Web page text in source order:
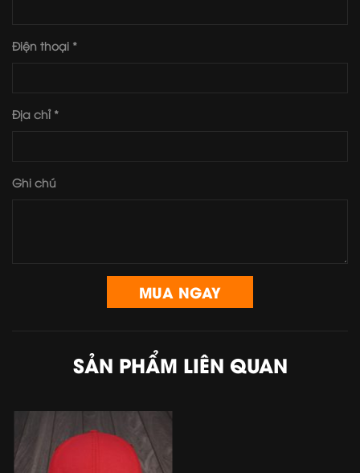
Điện thoại *
Địa chỉ *
Ghi chú
SẢN PHẨM LIÊN QUAN